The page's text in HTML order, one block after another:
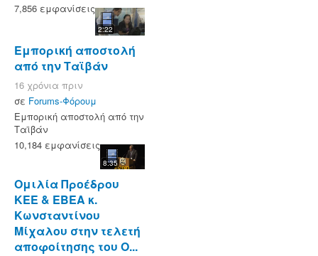
7,856 εμφανίσεις
2:22
Εμπορική αποστολή
από την Ταϊβάν
16 χρόνια πριν
σε Forums-Φόρουμ
Εμπορική αποστολή από την
Ταϊβάν
10,184 εμφανίσεις
8:35
Ομιλία Προέδρου
ΚΕΕ & ΕΒΕΑ κ.
Κωνσταντίνου
Μίχαλου στην τελετή
αποφοίτησης του Ο...